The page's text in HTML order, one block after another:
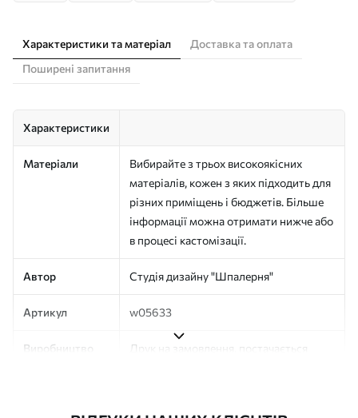
Характеристики та матеріал
Доставка та оплата
Поширені запитання
Характеристики
Матеріали
Вибирайте з трьох високоякісних
матеріалів, кожен з яких підходить для
різних приміщень і бюджетів. Більше
інформації можна отримати нижче або
в процесі кастомізації.
Автор Студія дизайну "Шпалерня"
Артикул w05633
Виробництво
Друк на замовлення, постачається